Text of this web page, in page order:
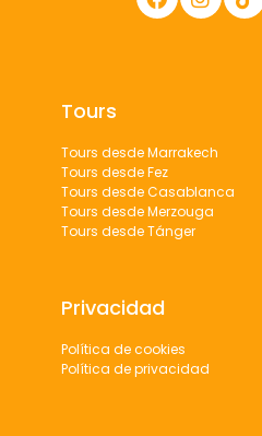
Tours
Tours desde Marrakech
Tours desde Fez
Tours desde Casablanca
Tours desde Merzouga
Tours desde Tánger
Privacidad
Política de cookies
Política de privacidad